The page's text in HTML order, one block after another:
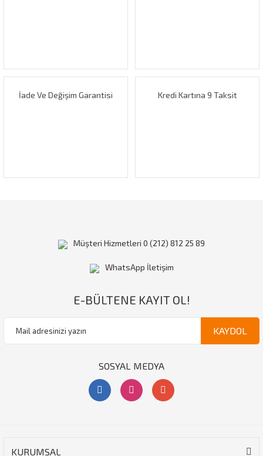
İade Ve Değişim Garantisi Kredi Kartına 9 Taksit
KURUMSAL
Müşteri Hizmetleri 0 (212) 812 25 89
WhatsApp İletişim
E-BÜLTENE KAYIT OL!
KAYDOL
SOSYAL MEDYA